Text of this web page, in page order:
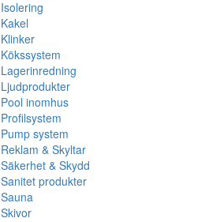
Isolering
Kakel
Klinker
Kökssystem
Lagerinredning
Ljudprodukter
Pool inomhus
Profilsystem
Pump system
Reklam & Skyltar
Säkerhet & Skydd
Sanitet produkter
Sauna
Skivor